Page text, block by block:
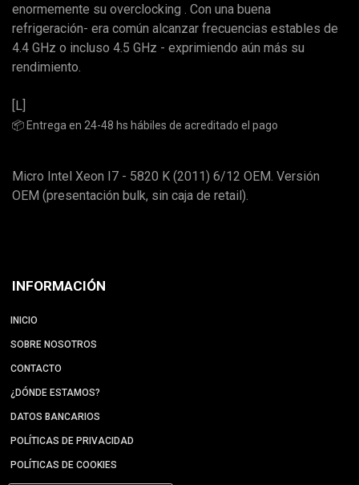
enormemente su overclocking . Con una buena
refrigeración- era común alcanzar frecuencias estables de
4.4 GHz o incluso 4.5 GHz - exprimiendo aún más su
rendimiento.
[L]
📦 Entrega en 24-48 hs hábiles de acreditado el pago
Micro Intel Xeon I7 - 5820 K (2011) 6/12 OEM. Versión
OEM (presentación bulk, sin caja de retail).
INFORMACIÓN
INICIO
SOBRE NOSOTROS
CONTACTO
¿DÓNDE ESTAMOS?
DATOS BANCARIOS
POLÍTICAS DE PRIVACIDAD
POLÍTICAS DE COOKIES